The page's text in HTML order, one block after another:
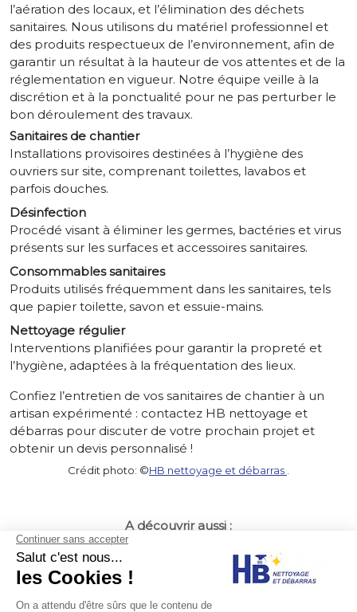
l’aération des locaux, et l’élimination des déchets
sanitaires. Nous utilisons du matériel professionnel et
des produits respectueux de l’environnement, afin de
garantir un résultat à la hauteur de vos attentes et de la
réglementation en vigueur. Notre équipe veille à la
discrétion et à la ponctualité pour ne pas perturber le
bon déroulement des travaux.
Sanitaires de chantier
Installations provisoires destinées à l’hygiène des
ouvriers sur site, comprenant toilettes, lavabos et
parfois douches.
Désinfection
Procédé visant à éliminer les germes, bactéries et virus
présents sur les surfaces et accessoires sanitaires.
Consommables sanitaires
Produits utilisés fréquemment dans les sanitaires, tels
que papier toilette, savon et essuie-mains.
Nettoyage régulier
Interventions planifiées pour garantir la propreté et
l’hygiène, adaptées à la fréquentation des lieux.
Confiez l’entretien de vos sanitaires de chantier à un
artisan expérimenté : contactez HB nettoyage et
débarras pour discuter de votre prochain projet et
obtenir un devis personnalisé !
Crédit photo: ©HB nettoyage et débarras
A découvrir aussi :
témoig débarras archives anciennes Paris
nettoyage après syndrome Diogène
résultat visible nettoyage moquette débarras cave syndrome Di